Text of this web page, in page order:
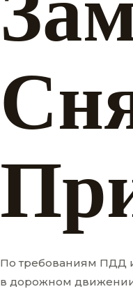
По требованиям ПДД
в дорожном